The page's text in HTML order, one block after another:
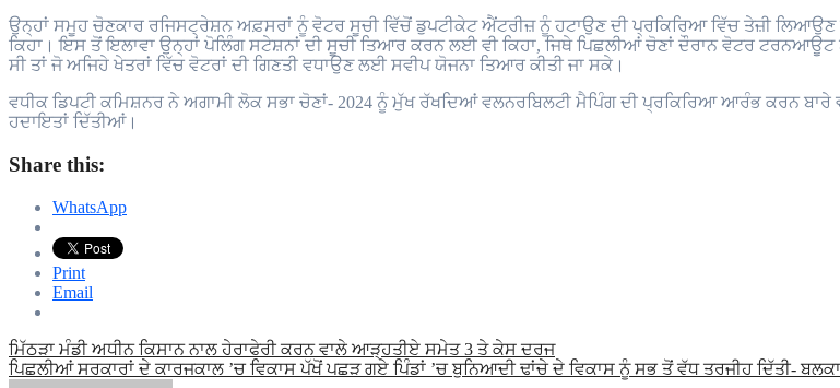
ਉਨ੍ਹਾਂ ਸਮੂਹ ਚੋਣਕਾਰ ਰਜਿਸਟ੍ਰੇਸ਼ਨ ਅਫ਼ਸਰਾਂ ਨੂੰ ਵੋਟਰ ਸੂਚੀ ਵਿੱਚੋਂ ਡੁਪਟੀਕੇਟ ਐਂਟਰੀਜ਼ ਨੂੰ ਹਟਾਉਣ ਦੀ ਪ੍ਰਕਿਰਿਆ ਵਿੱਚ ਤੇਜ਼ੀ
ਕਿਹਾ। ਇਸ ਤੋਂ ਇਲਾਵਾ ਉਨ੍ਹਾਂ ਪੋਲਿੰਗ ਸਟੇਸ਼ਨਾਂ ਦੀ ਸੂਚੀ ਤਿਆਰ ਕਰਨ ਲਈ ਵੀ ਕਿਹਾ, ਜਿਥੇ ਪਿਛਲੀਆਂ ਚੋਣਾਂ ਦੌਰਾਨ ਵੋਟਰ
ਸੀ ਤਾਂ ਜੋ ਅਜਿਹੇ ਖੇਤਰਾਂ ਵਿੱਚ ਵੋਟਰਾਂ ਦੀ ਗਿਣਤੀ ਵਧਾਉਣ ਲਈ ਸਵੀਪ ਯੋਜਨਾ ਤਿਆਰ ਕੀਤੀ ਜਾ ਸਕੇ।
ਵਧੀਕ ਡਿਪਟੀ ਕਮਿਸ਼ਨਰ ਨੇ ਅਗਾਮੀ ਲੋਕ ਸਭਾ ਚੋਣਾਂ- 2024 ਨੂੰ ਮੁੱਖ ਰੱਖਦਿਆਂ ਵਲਨਰਬਿਲਟੀ ਮੈਪਿੰਗ ਦੀ ਪ੍ਰਕਿਰਿਆ ਆਰੰਭ ਕਰਨ ਬਾਰੇ
ਹਦਾਇਤਾਂ ਦਿੱਤੀਆਂ।
Share this:
WhatsApp
Print
Email
Post
navigation
ਮਿੱਠੜਾ ਮੰਡੀ ਅਧੀਨ ਕਿਸਾਨ ਨਾਲ ਹੇਰਾਫੇਰੀ ਕਰਨ ਵਾਲੇ ਆੜ੍ਹਤੀਏ ਸਮੇਤ 3 ਤੇ ਕੇਸ ਦਰਜ
ਪਿਛਲੀਆਂ ਸਰਕਾਰਾਂ ਦੇ ਕਾਰਜਕਾਲ ’ਚ ਵਿਕਾਸ ਪੱਖੋਂ ਪਛੜ ਗਏ ਪਿੰਡਾਂ ’ਚ ਬੁਨਿਆਦੀ ਢਾਂਚੇ ਦੇ ਵਿਕਾਸ ਨੂੰ ਸਭ ਤੋਂ ਵੱਧ ਤਰਜੀਹ ਦਿੱਤੀ-